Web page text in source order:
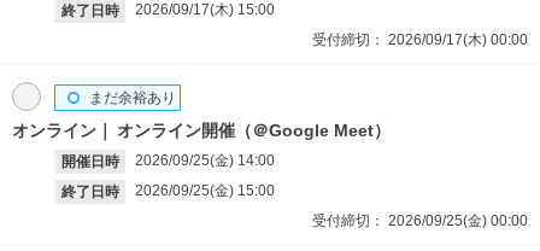
終了日時
2026/09/17(木) 15:00
受付締切： 2026/09/17(木) 00:00
オンライン オンライン開催（＠Google Meet）
開催日時 2026/09/25(金) 14:00
終了日時
2026/09/25(金) 15:00
まだ余裕あり
受付締切： 2026/09/25(金) 00:00